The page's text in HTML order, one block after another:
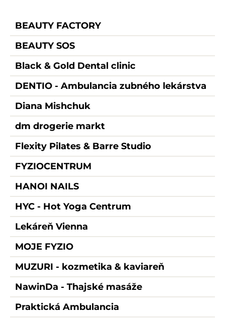
BEAUTY FACTORY
BEAUTY SOS
Black & Gold Dental clinic
DENTIO - Ambulancia zubného lekárstva
Diana Mishchuk
dm drogerie markt
Flexity Pilates & Barre Studio
FYZIOCENTRUM
HANOI NAILS
HYC - Hot Yoga Centrum
Lekáreň Vienna
MOJE FYZIO
MUZURI - kozmetika & kaviareň
NawinDa - Thajské masáže
Praktická Ambulancia